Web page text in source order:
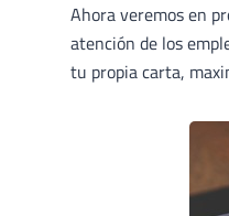
Ahora veremos en
atención de los
tu propia carta,